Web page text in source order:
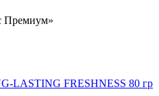
Премиум»
LASTING FRESHNESS 80 гр